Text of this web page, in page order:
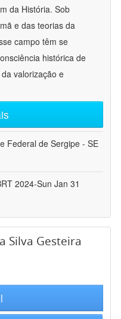
da História. Sob
e das teorias da
campo têm se
histórica de
valorização e
Federal de Sergipe - SE
2024-Sun Jan 31
Silva Gesteira